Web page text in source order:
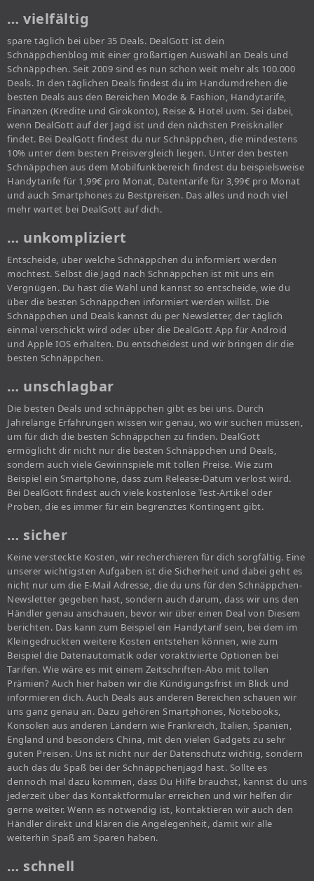
… vielfältig
spare täglich bei über 35 Deals. DealGott ist dein
Schnäppchenblog mit einer großartigen Auswahl an Deals und
Schnäppchen. Seit 2009 sind es nun schon weit mehr als 100.000
Deals. In den täglichen Deals findest du im Handumdrehen die
besten Deals aus den Bereichen Mode & Fashion, Handytarife,
Finanzen (Kredite und Girokonto), Reise & Hotel uvm. Sei dabei,
wenn DealGott auf der Jagd ist und den nächsten Preisknaller
findet. Bei DealGott findest du nur Schnäppchen, die mindestens
10% unter dem besten Preisvergleich liegen. Unter den besten
Schnäppchen aus dem Mobilfunkbereich findest du beispielsweise
Handytarife für 1,99€ pro Monat, Datentarife für 3,99€ pro Monat
und auch Smartphones zu Bestpreisen. Das alles und noch viel
mehr wartet bei DealGott auf dich.
… unkompliziert
Entscheide, über welche Schnäppchen du informiert werden
möchtest. Selbst die Jagd nach Schnäppchen ist mit uns ein
Vergnügen. Du hast die Wahl und kannst so entscheide, wie du
über die besten Schnäppchen informiert werden willst. Die
Schnäppchen und Deals kannst du per Newsletter, der täglich
einmal verschickt wird oder über die DealGott App für Android
und Apple IOS erhalten. Du entscheidest und wir bringen dir die
besten Schnäppchen.
… unschlagbar
Die besten Deals und schnäppchen gibt es bei uns. Durch
Jahrelange Erfahrungen wissen wir genau, wo wir suchen müssen,
um für dich die besten Schnäppchen zu finden. DealGott
ermöglicht dir nicht nur die besten Schnäppchen und Deals,
sondern auch viele Gewinnspiele mit tollen Preise. Wie zum
Beispiel ein Smartphone, dass zum Release-Datum verlost wird.
Bei DealGott findest auch viele kostenlose Test-Artikel oder
Proben, die es immer für ein begrenztes Kontingent gibt.
… sicher
Keine versteckte Kosten, wir recherchieren für dich sorgfältig. Eine
unserer wichtigsten Aufgaben ist die Sicherheit und dabei geht es
nicht nur um die E-Mail Adresse, die du uns für den Schnäppchen-
Newsletter gegeben hast, sondern auch darum, dass wir uns den
Händler genau anschauen, bevor wir über einen Deal von Diesem
berichten. Das kann zum Beispiel ein Handytarif sein, bei dem im
Kleingedruckten weitere Kosten entstehen können, wie zum
Beispiel die Datenautomatik oder voraktivierte Optionen bei
Tarifen. Wie wäre es mit einem Zeitschriften-Abo mit tollen
Prämien? Auch hier haben wir die Kündigungsfrist im Blick und
informieren dich. Auch Deals aus anderen Bereichen schauen wir
uns ganz genau an. Dazu gehören Smartphones, Notebooks,
Konsolen aus anderen Ländern wie Frankreich, Italien, Spanien,
England und besonders China, mit den vielen Gadgets zu sehr
guten Preisen. Uns ist nicht nur der Datenschutz wichtig, sondern
auch das du Spaß bei der Schnäppchenjagd hast. Sollte es
dennoch mal dazu kommen, dass Du Hilfe brauchst, kannst du uns
jederzeit über das Kontaktformular erreichen und wir helfen dir
gerne weiter. Wenn es notwendig ist, kontaktieren wir auch den
Händler direkt und klären die Angelegenheit, damit wir alle
weiterhin Spaß am Sparen haben.
… schnell